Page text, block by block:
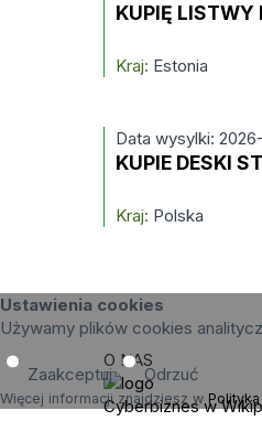
KUPIĘ LISTWY
Kraj: Estonia
Data wysylki:
KUPIE DESKI
Kraj: Polska
Ustawienia cookies
Używamy plików cookies
Zaakceptuj Odrzuć
Więcej informacji znajdziesz w
O NAS
Cyberbiznes w